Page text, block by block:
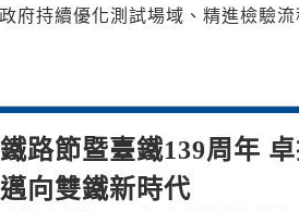
府持續優化測試場域、精進檢驗
路節暨臺鐵139周年
向雙鐵新時代